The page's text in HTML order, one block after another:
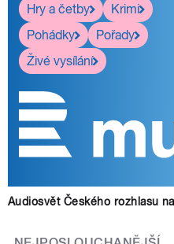
Hry a četby
Krimi
Pohádky
Pořady
Živé vysílání
Audiosvět Českého rozhlasu